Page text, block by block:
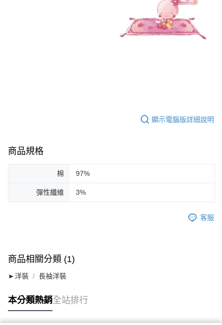
顯示電腦版詳細說明
商品規格
棉 97%
彈性纖維 3%
客服
商品相關分類 (1)
►洋裝 長袖洋裝
本分類熱銷全站排行